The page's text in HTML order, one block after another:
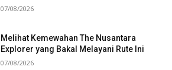
07/08/2026
Melihat Kemewahan The Nusantara
Explorer yang Bakal Melayani Rute Ini
07/08/2026